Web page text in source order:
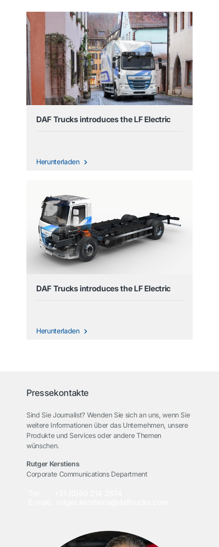
DAF Trucks introduces the LF Electric
Herunterladen
DAF Trucks introduces the LF Electric
Herunterladen
Pressekontakte
Sind Sie Journalist? Wenden Sie sich an uns, wenn Sie
weitere Informationen über das Unternehmen, unsere
Produkte und Services oder andere Themen
wünschen.
Rutger Kerstiens
Corporate Communications Department